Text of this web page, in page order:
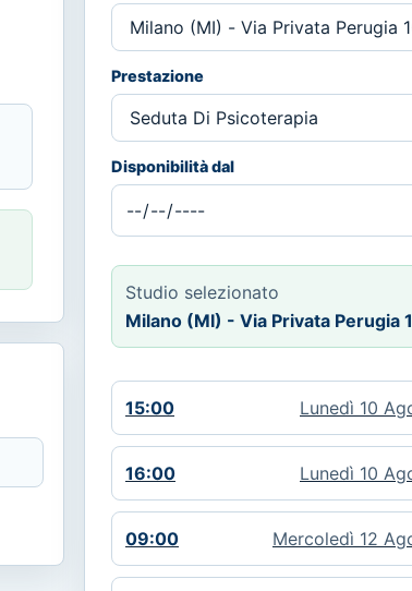
Prestazione
Disponibilità dal
Studio selezionato
Milano (MI) - Via Privata Perugia
15:00 Lunedì 10
16:00 Lunedì 10
09:00 Mercoledì 12